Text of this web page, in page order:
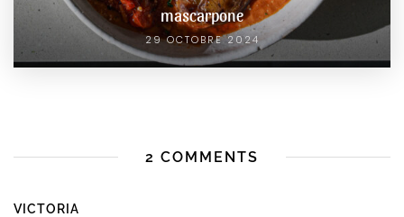
mascarpone
29 OCTOBRE 2024
2 COMMENTS
VICTORIA